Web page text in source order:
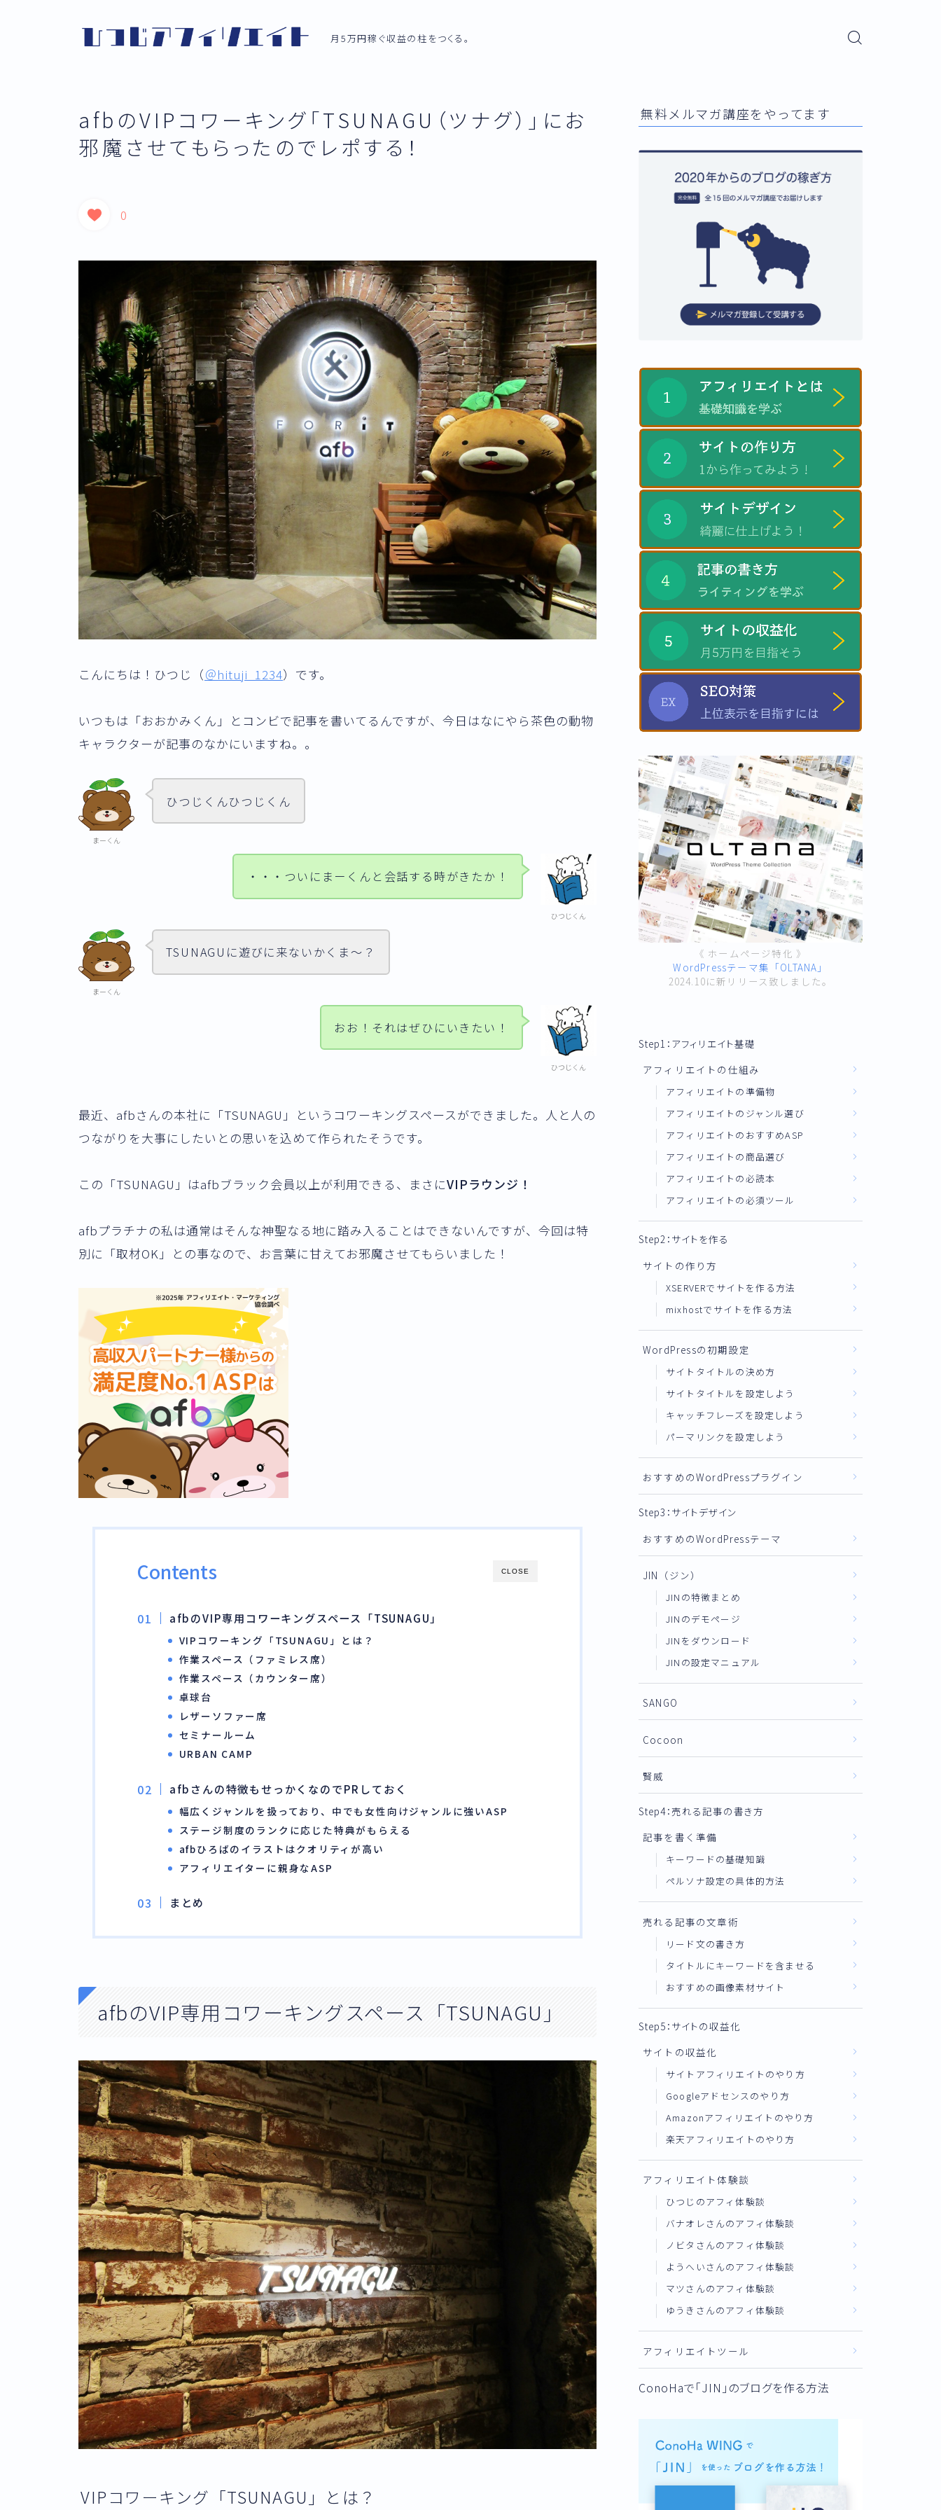
月5万円稼ぐ収益の柱をつくる。
afbのVIPコワーキング「TSUNAGU（ツナグ）」にお
邪魔させてもらったのでレポする！
0
こんにちは！ひつじ（＠hituji_1234）です。
いつもは「おおかみくん」とコンビで記事を書いてるんですが、今日はなにやら茶色の動物
キャラクターが記事のなかにいますね。。
まーくん
ひつじくんひつじくん
ひつじくん
・・・ついにまーくんと会話する時がきたか！
まーくん
TSUNAGUに遊びに来ないかくま〜？
ひつじくん
おお！それはぜひにいきたい！
最近、afbさんの本社に「TSUNAGU」というコワーキングスペースができました。人と人の
つながりを大事にしたいとの思いを込めて作られたそうです。
この「TSUNAGU」はafbブラック会員以上が利用できる、まさにVIPラウンジ！
afbプラチナの私は通常はそんな神聖なる地に踏み入ることはできないんですが、今回は特
別に「取材OK」との事なので、お言葉に甘えてお邪魔させてもらいました！
CLOSE
Contents
afbのVIP専用コワーキングスペース「TSUNAGU」
VIPコワーキング「TSUNAGU」とは？
作業スペース（ファミレス席）
作業スペース（カウンター席）
卓球台
レザーソファー席
セミナールーム
URBAN CAMP
afbさんの特徴もせっかくなのでPRしておく
幅広くジャンルを扱っており、中でも女性向けジャンルに強いASP
ステージ制度のランクに応じた特典がもらえる
afbひろばのイラストはクオリティが高い
アフィリエイターに親身なASP
まとめ
afbのVIP専用コワーキングスペース「TSUNAGU」
VIPコワーキング「TSUNAGU」とは？
無料メルマガ講座をやってます
《 ホームページ特化 》
WordPressテーマ集「OLTANA」
2024.10に新リリース致しました。
Step1：アフィリエイト基礎
アフィリエイトの仕組み
アフィリエイトの準備物
アフィリエイトのジャンル選び
アフィリエイトのおすすめASP
アフィリエイトの商品選び
アフィリエイトの必読本
アフィリエイトの必須ツール
Step2：サイトを作る
サイトの作り方
XSERVERでサイトを作る方法
mixhostでサイトを作る方法
WordPressの初期設定
サイトタイトルの決め方
サイトタイトルを設定しよう
キャッチフレーズを設定しよう
パーマリンクを設定しよう
おすすめのWordPressプラグイン
Step3：サイトデザイン
おすすめのWordPressテーマ
JIN（ジン）
JINの特徴まとめ
JINのデモページ
JINをダウンロード
JINの設定マニュアル
SANGO
Cocoon
賢威
Step4：売れる記事の書き方
記事を書く準備
キーワードの基礎知識
ペルソナ設定の具体的方法
売れる記事の文章術
リード文の書き方
タイトルにキーワードを含ませる
おすすめの画像素材サイト
Step5：サイトの収益化
サイトの収益化
サイトアフィリエイトのやり方
Googleアドセンスのやり方
Amazonアフィリエイトのやり方
楽天アフィリエイトのやり方
アフィリエイト体験談
ひつじのアフィ体験談
バナオレさんのアフィ体験談
ノビタさんのアフィ体験談
ようへいさんのアフィ体験談
マツさんのアフィ体験談
ゆうきさんのアフィ体験談
アフィリエイトツール
ConoHaで「JIN」のブログを作る方法